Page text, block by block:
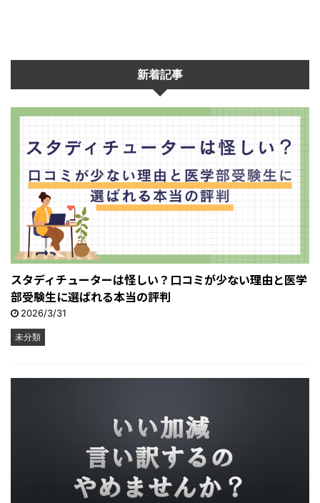
新着記事
スタディチューターは怪しい？口コミが少ない理由と医学
部受験生に選ばれる本当の評判
2026/3/31
未分類